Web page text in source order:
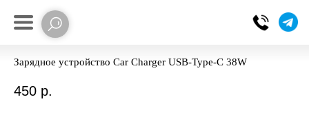
Зарядное устройство Car Charger USB-Type-C 38W
450 р.